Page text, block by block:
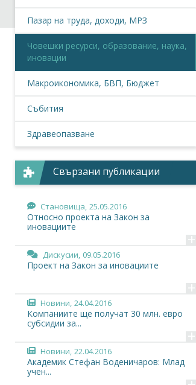
Пазар на труда, доходи, МРЗ
Човешки ресурси, образование, наука,
иновации
Макроикономика, БВП, Бюджет
Събития
Здравеопазване
Свързани публикации
Становища, 25.05.2016
Относно проекта на Закон за
иновациите
+
Дискусии, 09.05.2016
Проект на Закон за иновациите
+
Новини, 24.04.2016
Компаниите ще получат 30 млн. евро
субсидии за...
+
Новини, 22.04.2016
Академик Стефан Воденичаров: Млад
учен...